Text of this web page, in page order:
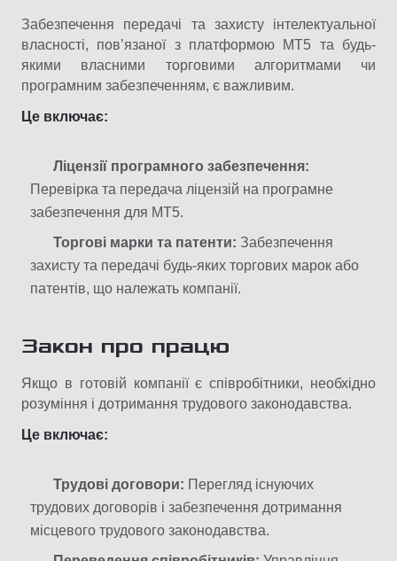
Забезпечення передачі та захисту інтелектуальної
власності, пов’язаної з платформою MT5 та будь-
якими власними торговими алгоритмами чи
програмним забезпеченням, є важливим.
Це включає:
Ліцензії програмного забезпечення:
Перевірка та передача ліцензій на програмне
забезпечення для МТ5.
Торгові марки та патенти: Забезпечення
захисту та передачі будь-яких торгових марок або
патентів, що належать компанії.
Закон про працю
Якщо в готовій компанії є співробітники, необхідно
розуміння і дотримання трудового законодавства.
Це включає:
Трудові договори: Перегляд існуючих
трудових договорів і забезпечення дотримання
місцевого трудового законодавства.